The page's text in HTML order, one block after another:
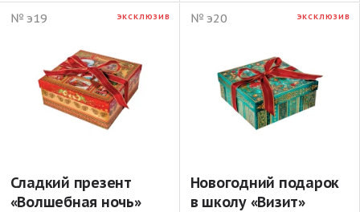
№ э19 ЭКСКЛЮЗИВ
Сладкий презент
«Волшебная ночь»
№ э20 ЭКСКЛЮЗИВ
Новогодний подарок
в школу «Визит»